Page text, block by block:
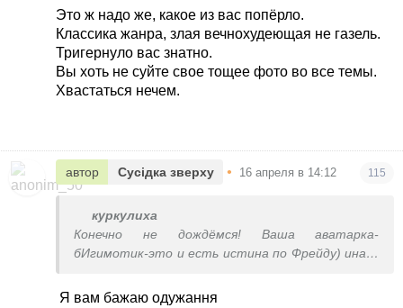
живот и вес показала, а оно уже мне и под
купальник влезло, иди броди, чу че ло))
Это ж надо же, какое из вас попёрло.
Классика жанра, злая вечнохудеющая не газель.
Тригернуло вас знатно.
Вы хоть не суйте свое тощее фото во все темы.
Хвастаться нечем.
автор Сусідка зверху • 16 апреля в 14:12 115
куркулиха
Конечно не дождёмся! Ваша аватарка-
бИгимотик-это и есть истина по Фрейду) иначе
обвисшую кожу, хвастаться видно нечем и была
Я вам бажаю одужання